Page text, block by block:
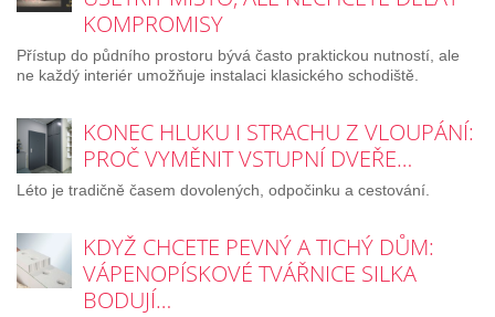
KOMPROMISY
Přístup do půdního prostoru bývá často praktickou nutností, ale
ne každý interiér umožňuje instalaci klasického schodiště.
KONEC HLUKU I STRACHU Z VLOUPÁNÍ:
PROČ VYMĚNIT VSTUPNÍ DVEŘE…
Léto je tradičně časem dovolených, odpočinku a cestování.
KDYŽ CHCETE PEVNÝ A TICHÝ DŮM:
VÁPENOPÍSKOVÉ TVÁŘNICE SILKA
BODUJÍ…